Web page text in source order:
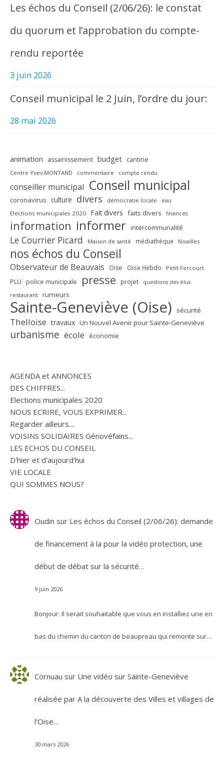
Les échos du Conseil (2/06/26): le constat
du quorum et l’approbation du compte-
rendu reportée
3 juin 2026
Conseil municipal le 2 Juin, l’ordre du jour:
28 mai 2026
animation assainissement budget cantine
Centre Yves MONTAND commentaire compte rendu
conseiller municipal Conseil municipal
coronavirus culture divers démocratie locale eau
Elections municipales 2020 Fait divers faits divers finances
information informer intercommunalité
Le Courrier Picard Maison de santé médiathèque Noailles
nos échos du Conseil
Observateur de Beauvais Oise Oise Hebdo Petit Fercourt
PLU police municipale presse projet questions des élus
restaurant rumeurs
Sainte-Geneviève (Oise) sécurité
Thelloise travaux Un Nouvel Avenir pour Sainte-Geneviève
urbanisme école économie
AGENDA et ANNONCES
DES CHIFFRES...
Elections municipales 2020
NOUS ECRIRE, VOUS EXPRIMER...
Regarder ailleurs....
VOISINS SOLIDAIRES Génovéfains...
LES ECHOS DU CONSEIL
D'hier et d'aujourd'hui
VIE LOCALE
QUI SOMMES NOUS?
Oudin sur Les échos du Conseil (2/06/26): demande
de financement à la pour la vidéo protection, une
début de débat sur la sécurité…
9 juin 2026
Bonjour. Il serait souhaitable que vous en installiez une en
bas du chemin du canton de beaupreau qui remonte sur…
Cornuau sur Une vidéo sur Sainte-Geneviève
réalisée par A la découverte des Villes et villages de
l’Oise…
30 mars 2026